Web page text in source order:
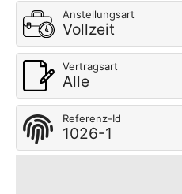
Anstellungsart
Vollzeit
Vertragsart
Alle
Referenz-Id
1026-1